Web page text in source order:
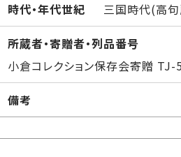
時代・年代世紀 三国時代(高
所蔵者・寄贈者・列品番号
小倉コレクション保存会寄贈
備考